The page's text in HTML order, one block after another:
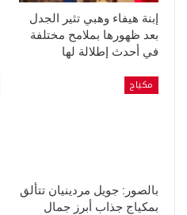
إبنة هيفاء وهبي تثير الجدل
بعد ظهورها بملامح مختلفة
في أحدث إطلالة لها
مكياج
بالصور: جويل مردينيان تتألق
بمكياج جذاب أبرز جمال